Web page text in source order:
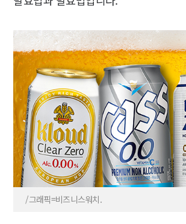
/그래픽=비즈니스워치.